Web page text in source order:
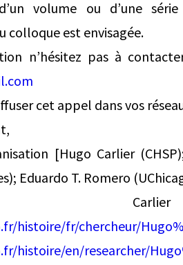
volume ou d’une
colloque est envisagée.
n’hésitez pas à
cet appel dans vos
[Hugo Carlier
Eduardo T. Romero
histoire/fr/chercheur/
histoire/en/researcher/